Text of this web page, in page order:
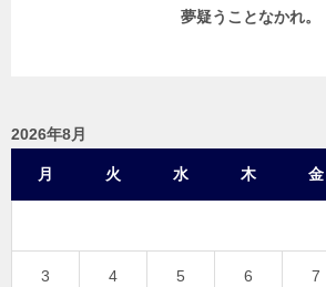
夢疑うことなかれ。
2026年8月
月 火 水 木 金
3 4 5 6 7